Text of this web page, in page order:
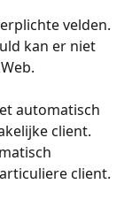
velden.
kan er niet
automatisch
client.
client.